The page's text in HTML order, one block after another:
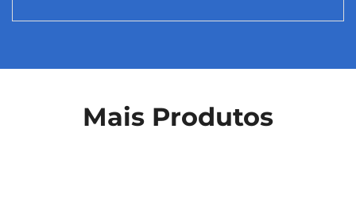
Mais Produtos